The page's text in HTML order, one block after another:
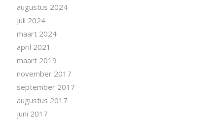
augustus 2024
juli 2024
maart 2024
april 2021
maart 2019
november 2017
september 2017
augustus 2017
juni 2017